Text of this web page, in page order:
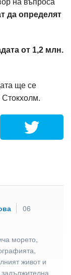
на въпроса
да определят
от 1,2 млн.
ще се
06
морето,
живот и